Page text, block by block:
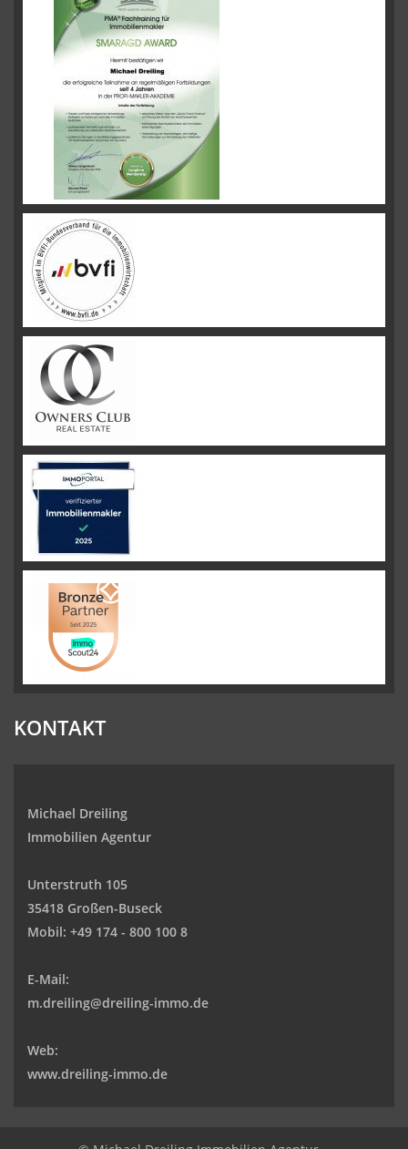
KONTAKT
Michael Dreiling
Immobilien Agentur
Unterstruth 105
35418 Großen-Buseck
Mobil: +49 174 - 800 100 8
E-Mail:
m.dreiling@dreiling-immo.de
Web:
www.dreiling-immo.de